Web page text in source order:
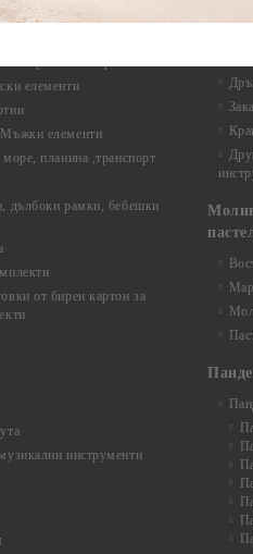
елементи
Мъжки елементи
планина ,транспорт
дълбоки рамки, бебешки
от бирен картон за
инструменти